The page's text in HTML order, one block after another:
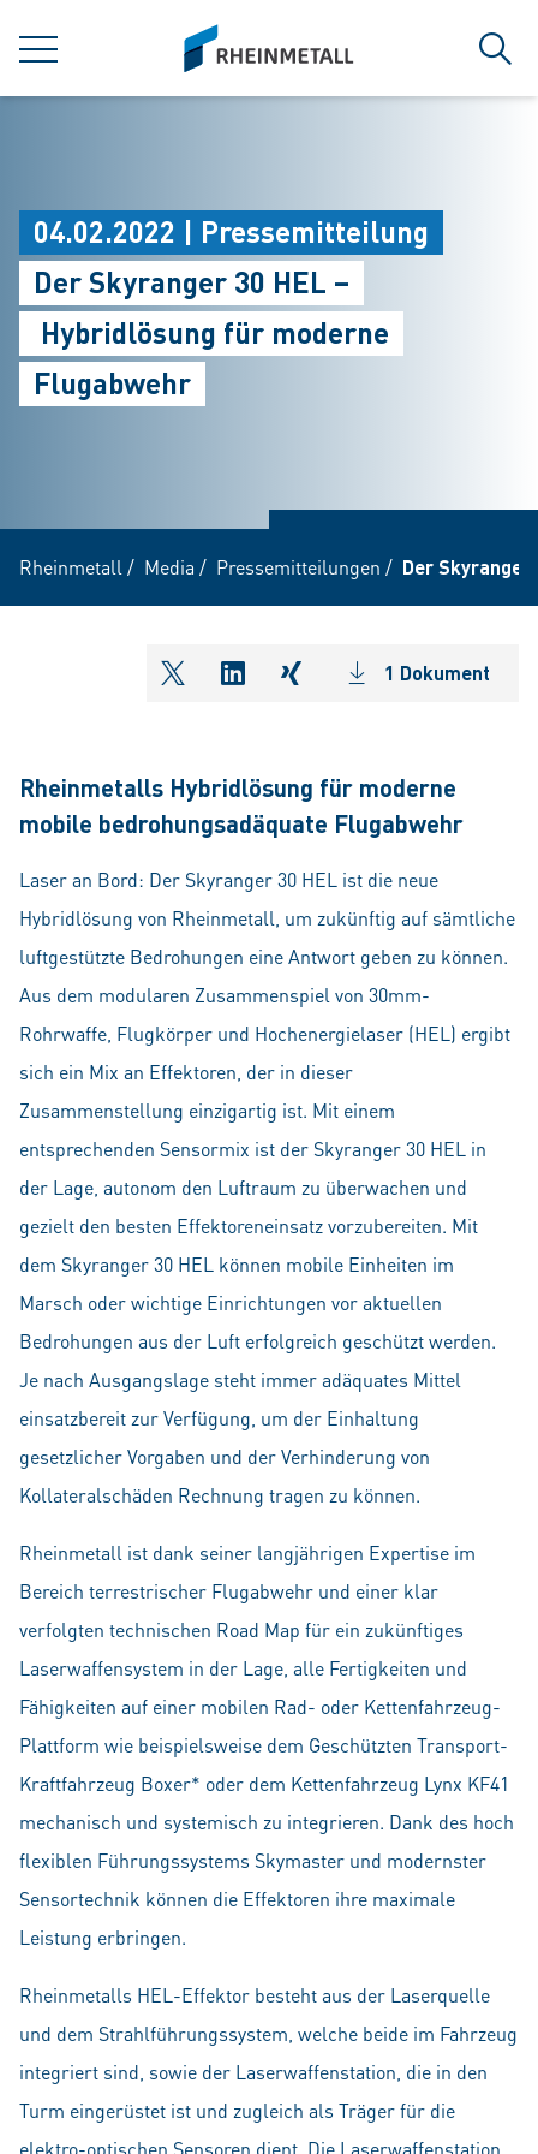
MENÜ
siteLogo
04.02.2022 | Pressemitteilung
Der Skyranger 30 HEL –
Hybridlösung für moderne
Flugabwehr
Rheinmetall / Media / Pressemitteilungen / Der Skyranger
shareOntwitter
shareOnlinkedIn
shareOnxing1 Dokument
Rheinmetalls Hybridlösung für moderne
mobile bedrohungsadäquate Flugabwehr
Laser an Bord: Der Skyranger 30 HEL ist die neue
Hybridlösung von Rheinmetall, um zukünftig auf sämtliche
luftgestützte Bedrohungen eine Antwort geben zu können.
Aus dem modularen Zusammenspiel von 30mm-
Rohrwaffe, Flugkörper und Hochenergielaser (HEL) ergibt
sich ein Mix an Effektoren, der in dieser
Zusammenstellung einzigartig ist. Mit einem
entsprechenden Sensormix ist der Skyranger 30 HEL in
der Lage, autonom den Luftraum zu überwachen und
gezielt den besten Effektoreneinsatz vorzubereiten. Mit
dem Skyranger 30 HEL können mobile Einheiten im
Marsch oder wichtige Einrichtungen vor aktuellen
Bedrohungen aus der Luft erfolgreich geschützt werden.
Je nach Ausgangslage steht immer adäquates Mittel
einsatzbereit zur Verfügung, um der Einhaltung
gesetzlicher Vorgaben und der Verhinderung von
Kollateralschäden Rechnung tragen zu können.
Rheinmetall ist dank seiner langjährigen Expertise im
Bereich terrestrischer Flugabwehr und einer klar
verfolgten technischen Road Map für ein zukünftiges
Laserwaffensystem in der Lage, alle Fertigkeiten und
Fähigkeiten auf einer mobilen Rad- oder Kettenfahrzeug-
Plattform wie beispielsweise dem Geschützten Transport-
Kraftfahrzeug Boxer* oder dem Kettenfahrzeug Lynx KF41
mechanisch und systemisch zu integrieren. Dank des hoch
flexiblen Führungssystems Skymaster und modernster
Sensortechnik können die Effektoren ihre maximale
Leistung erbringen.
Rheinmetalls HEL-Effektor besteht aus der Laserquelle
und dem Strahlführungssystem, welche beide im Fahrzeug
integriert sind, sowie der Laserwaffenstation, die in den
Turm eingerüstet ist und zugleich als Träger für die
elektro-optischen Sensoren dient. Die Laserwaffenstation